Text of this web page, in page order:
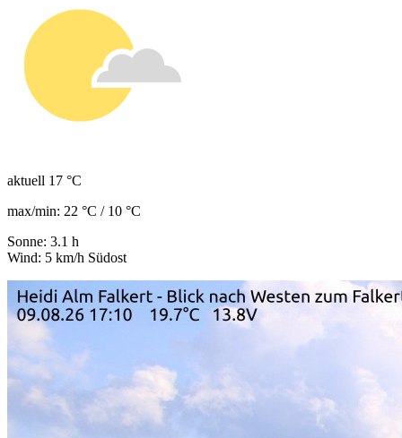
aktuell 17 °C
max/min: 22 °C / 10 °C
Sonne: 3.1 h
Wind: 5 km/h Südost